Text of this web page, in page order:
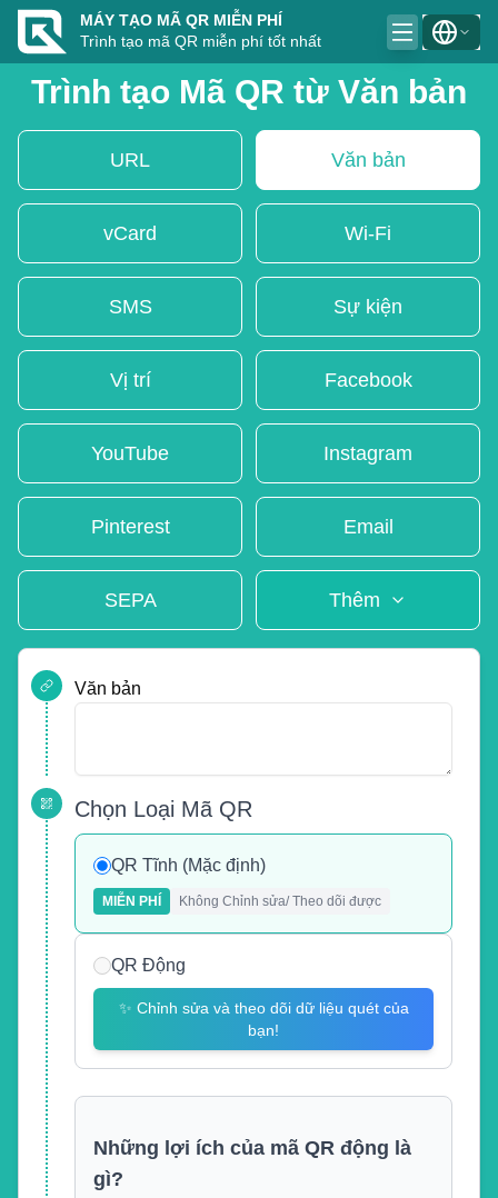
MÁY TẠO MÃ QR MIỄN PHÍ
Trình tạo mã QR miễn phí tốt nhất
Trình tạo Mã QR từ Văn bản
URL Văn bản
vCard Wi-Fi
SMS Sự kiện
Vị trí Facebook
YouTube Instagram
Pinterest Email
SEPA Thêm
Văn bản
Chọn Loại Mã QR
QR Tĩnh (Mặc định)
MIỄN PHÍ Không Chỉnh sửa/ Theo dõi được
QR Động
✨ Chỉnh sửa và theo dõi dữ liệu quét của
bạn!
Những lợi ích của mã QR động là
gì?